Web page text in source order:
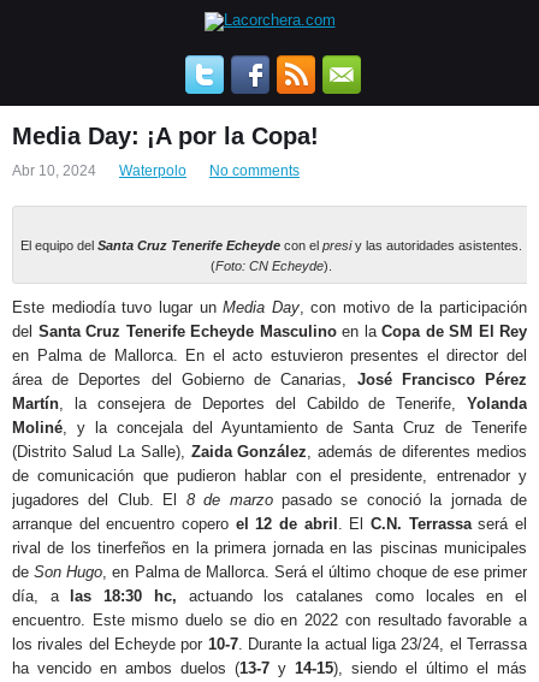
Media Day: ¡A por la Copa!
Abr 10, 2024 Waterpolo No comments
El equipo del Santa Cruz Tenerife Echeydecon el presiy las autoridades asistentes.
(Foto: CN Echeyde).
Este mediodía tuvo lugar unMedia Day, con motivo de la participación
del Santa Cruz Tenerife Echeyde Masculinoen la Copa de SM El Rey
en Palma de Mallorca. En el acto estuvieron presentes el director del
área de Deportes del Gobierno de Canarias, José Francisco Pérez
Martín, la consejera de Deportes del Cabildo de Tenerife, Yolanda
Moliné, y la concejala del Ayuntamiento de Santa Cruz de Tenerife
(Distrito Salud La Salle), Zaida González, además de diferentes medios
de comunicación que pudieron hablar con el presidente, entrenador y
jugadores del Club. El 8 de marzopasado se conoció la jornada de
arranque del encuentro copero el 12 de abril . ElC.N. Terrassaserá el
rival de los tinerfeños en la primera jornada en las piscinas municipales
deSon Hugo, en Palma de Mallorca. Será el último choque de ese primer
día, a
las 18:30 hc, actuando los catalanes como locales en el
encuentro. Este mismo duelo se dio en 2022 con resultado favorable a
los rivales del Echeyde por 10-7. Durante la actual liga 23/24, el Terrassa
ha vencido en ambos duelos (13-7 y 14-15), siendo el último el más